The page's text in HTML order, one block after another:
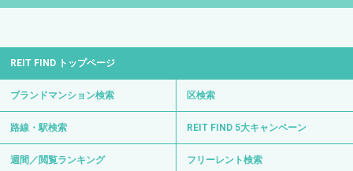
REIT FIND トップページ
ブランドマンション検索 区検索
路線・駅検索 REIT FIND 5大キャンペーン
週間／閲覧ランキング フリーレント検索